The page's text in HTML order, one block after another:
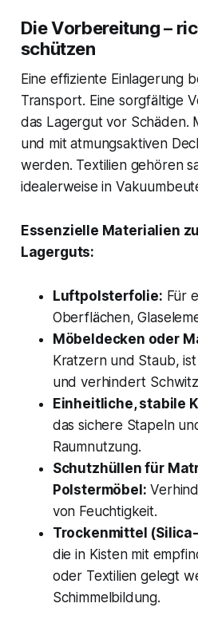
Die Vorbereitung –
schützen
Eine effiziente Einlagerung
Transport. Eine sorgfältige
das Lagergut vor Schäden.
und mit atmungsaktiven
werden. Textilien gehören
idealerweise in
Essenzielle Materialien
Lagerguts:
Luftpolsterfolie: Für
Oberflächen,
Möbeldecken oder
Kratzern und Staub,
und verhindert
Einheitliche, stabile
das sichere Stapeln
Raumnutzung.
Schutzhüllen für
Polstermöbel:
von Feuchtigkeit.
Trockenmittel
die in Kisten mit
oder Textilien gelegt
Schimmelbildung.